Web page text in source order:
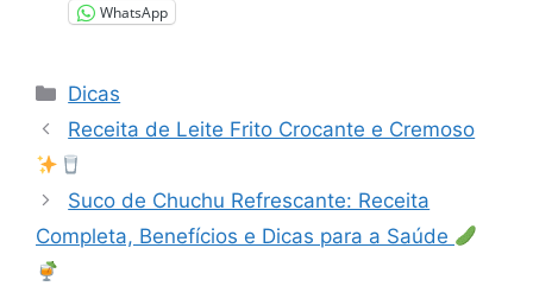
WhatsApp
Categorias
Dicas
Receita de Leite Frito Crocante e Cremoso
Suco de Chuchu Refrescante: Receita
Completa, Benefícios e Dicas para a Saúde